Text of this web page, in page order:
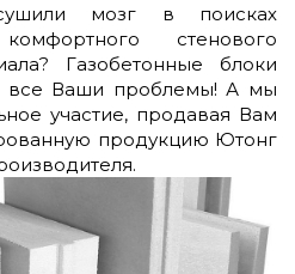
мозг в поисках
стенового
Газобетонные блоки
все Ваши проблемы! А мы
участие, продавая Вам
продукцию Ютонг